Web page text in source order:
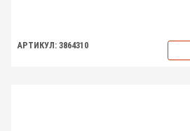
АРТИКУЛ: 3864310